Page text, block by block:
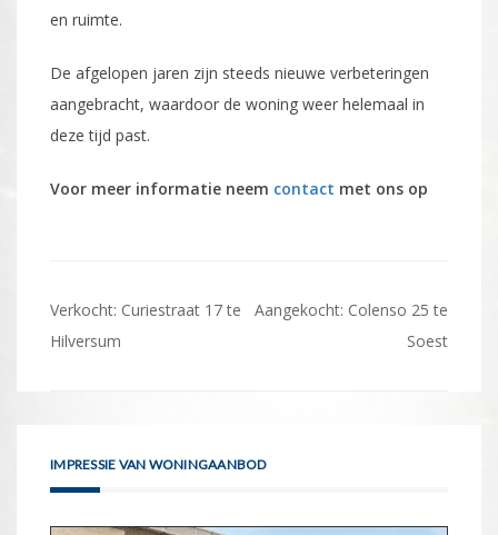
en ruimte.
De afgelopen jaren zijn steeds nieuwe verbeteringen
aangebracht, waardoor de woning weer helemaal in
deze tijd past.
Voor meer informatie neem contact met ons op
Bericht
navigatie
Verkocht: Curiestraat 17 te
Hilversum
Aangekocht: Colenso 25 te
Soest
IMPRESSIE VAN WONINGAANBOD